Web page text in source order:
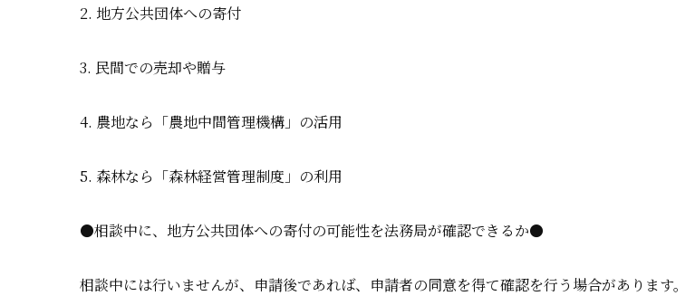
2. 地方公共団体への寄付
3. 民間での売却や贈与
4. 農地なら「農地中間管理機構」の活用
5. 森林なら「森林経営管理制度」の利用
●相談中に、地方公共団体への寄付の可能性を法務局が確認できるか●
相談中には行いませんが、申請後であれば、申請者の同意を得て確認を行う場合があります。